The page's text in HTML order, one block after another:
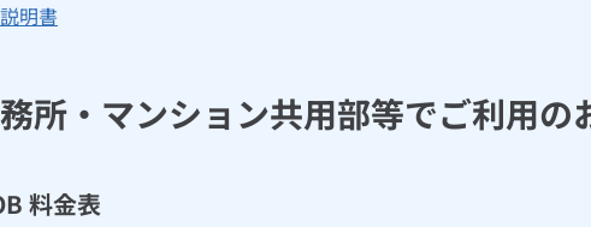
明書
所・マンション共用部等でご利用の
料金表